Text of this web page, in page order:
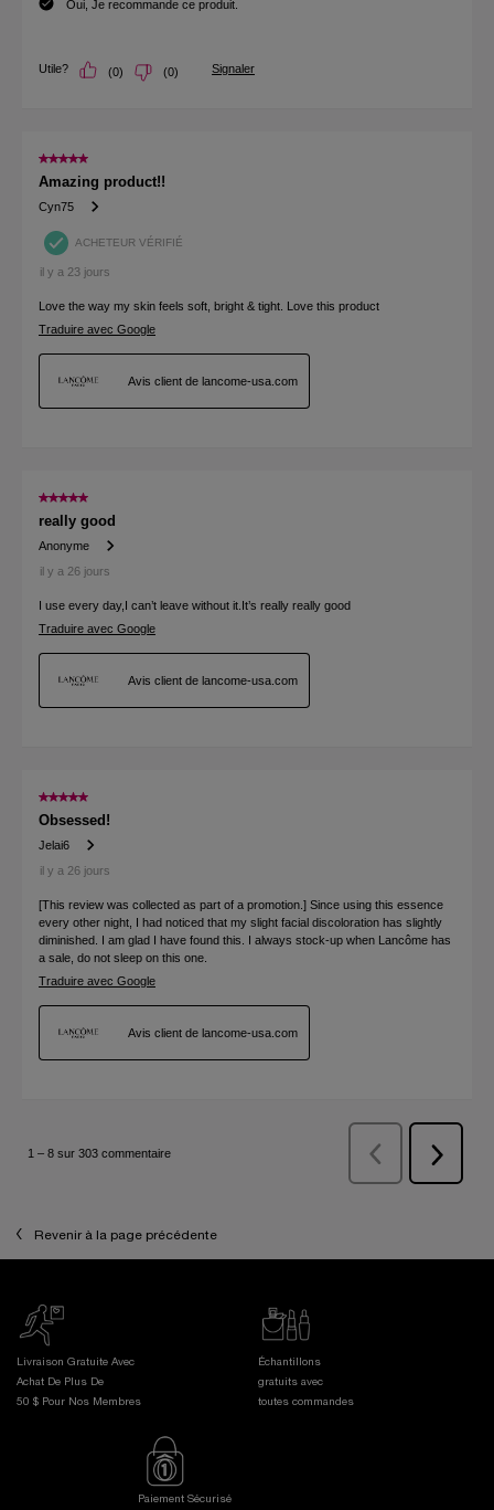
Revenir à la page précédente
Livraison Gratuite Avec
Achat De Plus De
50 $ Pour Nos Membres
Échantillons
gratuits avec
toutes commandes
Paiement Sécurisé